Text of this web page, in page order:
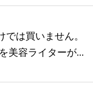
では買いません。
美容ライターが...